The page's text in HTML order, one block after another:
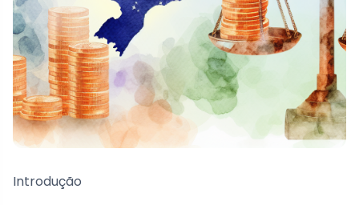
Introdução